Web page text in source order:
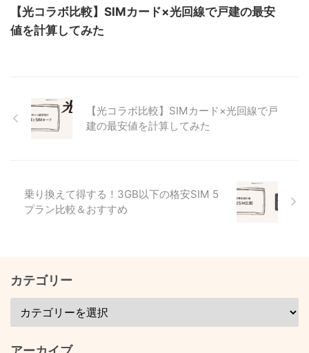
【光コラボ比較】SIMカード×光回線で戸建の最安
値を計算してみた
【光コラボ比較】SIMカード×光回線で戸
建の最安値を計算してみた
乗り換えて得する！3GB以下の格安SIM 5
プラン比較＆おすすめ
カテゴリー